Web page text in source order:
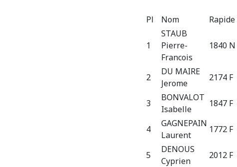
Pl
Nom Rapide
1
STAUB
Pierre-
Francois
1840 N
2
DU MAIRE
Jerome
2174 F
3
BONVALOT
Isabelle
1847 F
4
GAGNEPAIN
Laurent
1772 F
5
DENOUS
Cyprien
2012 F